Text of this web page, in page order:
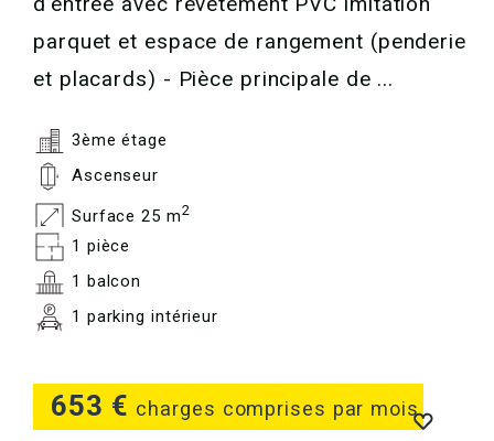
653 € charges comprises par mois
parquet et espace de rangement (penderie
et placards) - Pièce principale de ...
3ème étage
Ascenseur
Surface 25 m2
1 pièce
1 balcon
1 parking intérieur